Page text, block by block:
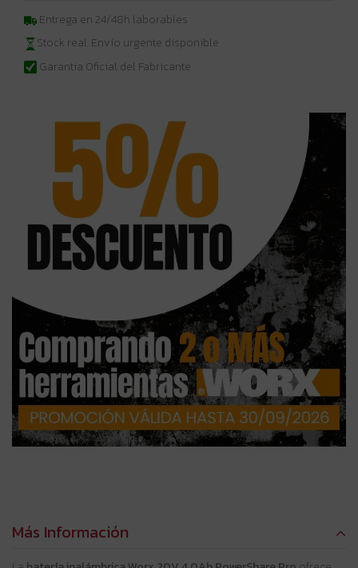
Entrega en 24/48h laborables
Stock real. Envío urgente disponible
Garantia Oficial del Fabricante
Más Información